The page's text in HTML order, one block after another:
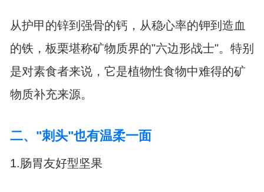
从护甲的锌到强骨的钙，从稳心率的钾到造血
的铁，板栗堪称矿物质界的"六边形战士"。特别
是对素食者来说，它是植物性食物中难得的矿
物质补充来源。
二、"刺头"也有温柔一面
1.肠胃友好型坚果